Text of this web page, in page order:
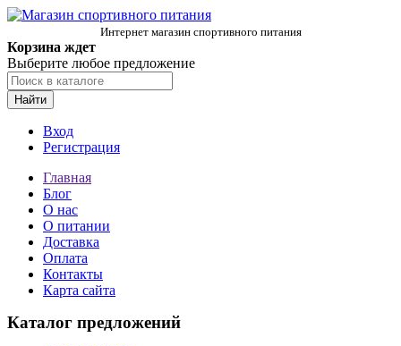
Интернет магазин спортивного питания
Корзина ждет
Выберите любое предложение
Найти
Вход
Регистрация
Главная
Блог
О нас
О питании
Доставка
Оплата
Контакты
Карта сайта
Каталог предложений